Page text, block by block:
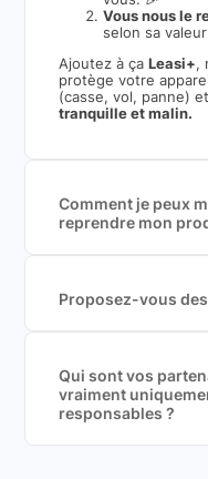
Vous nous le
selon sa
Ajoutez à ça Leasi+,
protège votre
(casse, vol, panne)
tranquille et malin.
Comment je peux
reprendre mon
garantir le meilleur
sommes rémunéré à
Proposez-vous
produits officiels de
reconditionné de
Qui sont vos
vraiment
responsables ?